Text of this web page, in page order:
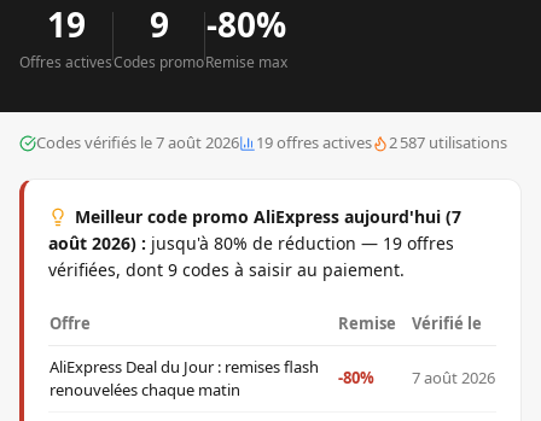
19
Offres actives
9
Codes promo
-80%
Remise max
Codes vérifiés le7 août 2026 19offresactives 2 587 utilisations
Meilleur code promo AliExpress aujourd'hui (7
août 2026) : jusqu'à 80% de réduction — 19 offres
vérifiées, dont 9 codes à saisir au paiement.
Offre Remise
Vérifié le
AliExpress Deal du Jour : remises flash
renouvelées chaque matin
-80% 7 août 2026